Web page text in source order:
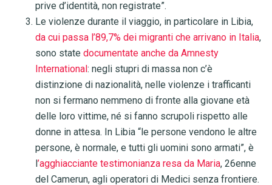
prive d’identità, non registrate”.
Le violenze durante il viaggio, in particolare in Libia,
da cui passa l’89,7% dei migranti che arrivano in Italia,
sono state documentate anche da Amnesty
International: negli stupri di massa non c’è
distinzione di nazionalità, nelle violenze i trafficanti
non si fermano nemmeno di fronte alla giovane età
delle loro vittime, né si fanno scrupoli rispetto alle
donne in attesa. In Libia “le persone vendono le altre
persone, è normale, e tutti gli uomini sono armati”, è
l’agghiacciante testimonianza resa da Maria, 26enne
del Camerun, agli operatori di Medici senza frontiere.